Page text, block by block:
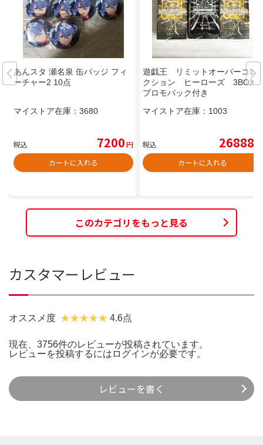
あんスタ 瀬名泉 缶バッジ フィ
ーチャー2 10点
マイストア在庫： 3680
税込 7200円
カートに入れる
遊戯王 リミットオーバーコレ
クション ヒーローズ 3BOX
プロモパック付き
マイストア在庫： 1003
税込 26888
カートに入れる
このカテゴリをもっと見る
カスタマーレビュー
オススメ度 4.6点
現在、3756件のレビューが投稿されています。
レビューを投稿するには ログインが必要です。
レビューを書く